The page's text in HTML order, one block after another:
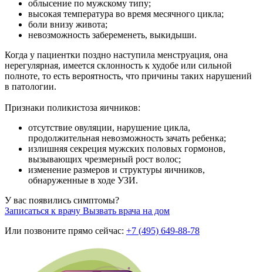
облысение по мужскому типу;
высокая температура во время месячного цикла;
боли внизу живота;
невозможность забеременеть, выкидыши.
Когда у пациентки поздно наступила менструация, она
нерегулярная, имеется склонность к худобе или сильной
полноте, то есть вероятность, что причины таких нарушений
в патологии.
Признаки поликистоза яичников:
отсутствие овуляции, нарушение цикла,
продолжительная невозможность зачать ребенка;
излишняя секреция мужских половых гормонов,
вызывающих чрезмерный рост волос;
изменение размеров и структуры яичников,
обнаруженные в ходе УЗИ.
У вас появились симптомы?
Записаться к врачу Вызвать врача на дом
Или позвоните прямо сейчас: +7 (495) 649-88-78